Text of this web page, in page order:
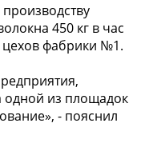
450 кг в час
цехов фабрики №1.
из площадок
- пояснил